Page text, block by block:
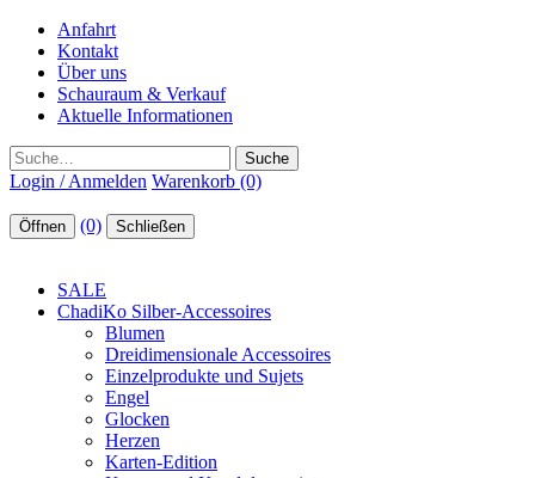
Anfahrt
Kontakt
Über uns
Schauraum & Verkauf
Aktuelle Informationen
Suche
Login / Anmelden Warenkorb (0)
Öffnen (0) Schließen
SALE
ChadiKo Silber-Accessoires
Blumen
Dreidimensionale Accessoires
Einzelprodukte und Sujets
Engel
Glocken
Herzen
Karten-Edition